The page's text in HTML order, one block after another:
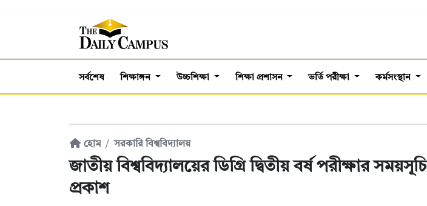
সর্বশেষ শিক্ষাঙ্গন উচ্চশিক্ষা শিক্ষা প্রশাসন ভর্তি পরীক্ষা কর্মসংস্থান
হোম সরকারি বিশ্ববিদ্যালয়
জাতীয় বিশ্ববিদ্যালয়ের ডিগ্রি দ্বিতীয় বর্ষ পরীক্ষার সময়সূচি
প্রকাশ